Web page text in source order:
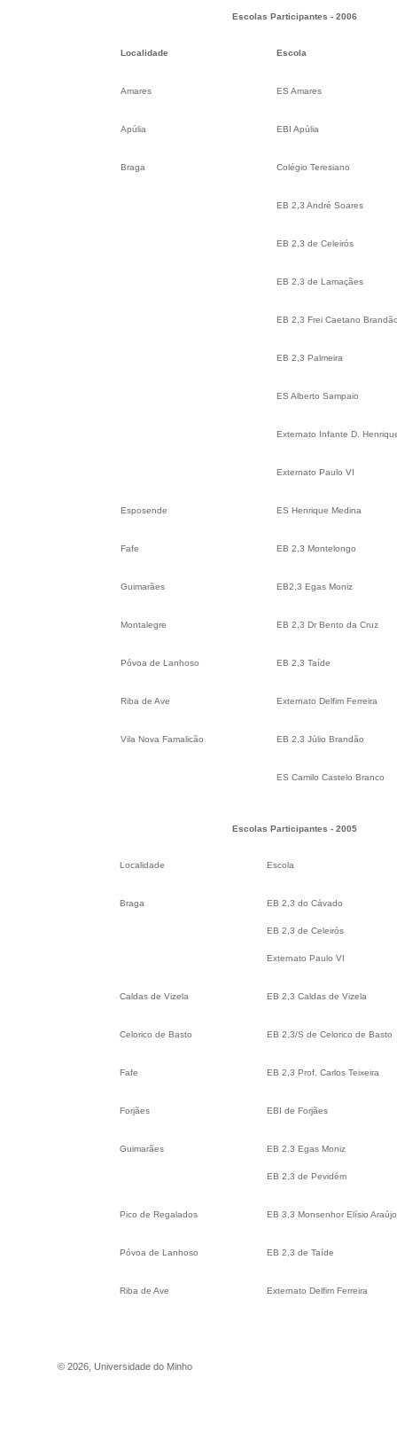
Escolas Participantes - 2006
Localidade Escola
Amares ES Amares
Apúlia EBI Apúlia
Braga Colégio Teresiano
EB 2,3 André Soares
EB 2,3 de Celeirós
EB 2,3 de Lamaçães
EB 2,3 Frei Caetano
EB 2,3 Palmeira
ES Alberto Sampaio
Externato Infante D.
Externato Paulo VI
Esposende ES Henrique Medina
Fafe EB 2,3 Montelongo
Guimarães EB2,3 Egas Moniz
Montalegre EB 2,3 Dr Bento da Cruz
Póvoa de Lanhoso EB 2,3 Taíde
Riba de Ave Externato Delfim Ferreira
Vila Nova Famalicão EB 2,3 Júlio Brandão
ES Camilo Castelo Branco
Escolas Participantes - 2005
Localidade Escola
Braga EB 2,3 do Cávado
EB 2,3 de Celeirós
Externato Paulo VI
Caldas de Vizela EB 2,3 Caldas de Vizela
Celorico de Basto EB 2,3/S de Celorico de Basto
Fafe EB 2,3 Prof. Carlos Teixeira
Forjães EBI de Forjães
Guimarães EB 2,3 Egas Moniz
EB 2,3 de Pevidém
Pico de Regalados EB 3,3 Monsenhor Elísio Araújo
Póvoa de Lanhoso EB 2,3 de Taíde
Riba de Ave Externato Delfim Ferreira
© 2026 Universidade do Minho